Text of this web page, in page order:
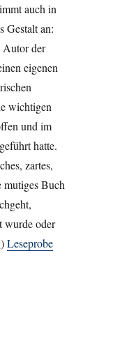
auch in
Gestalt an:
Autor der
eigenen
wichtigen
und im
hatte.
zartes,
mutiges Buch
wurde oder
Leseprobe